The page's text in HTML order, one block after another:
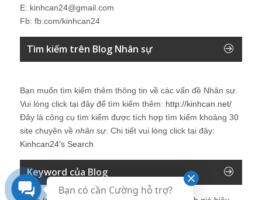
E: kinhcan24@gmail.com
Fb: fb.com/kinhcan24
Tìm kiếm trên Blog Nhân sự
Bạn muốn tìm kiếm thêm thông tin về các vấn đề Nhân sự
Vui lòng click tại đây để tìm kiếm thêm: http://kinhcan.net/
Đây là công cụ tìm kiếm được tích hợp tìm kiếm khoảng 30
site chuyên về nhân sự. Chi tiết vui lòng click tại đây:
Kinhcan24′s Search
Keyword của Blog
Bạn có cần Cường hỗ trợ?